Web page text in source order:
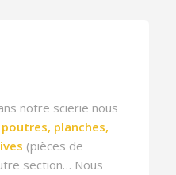
notre scierie nous
poutres, planches,
(pièces de
section… Nous